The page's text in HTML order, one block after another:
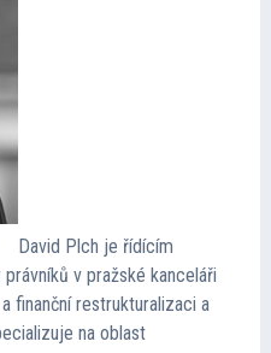
David Plch je řídícím
v pražské kanceláři
finanční restrukturalizaci a
na oblast